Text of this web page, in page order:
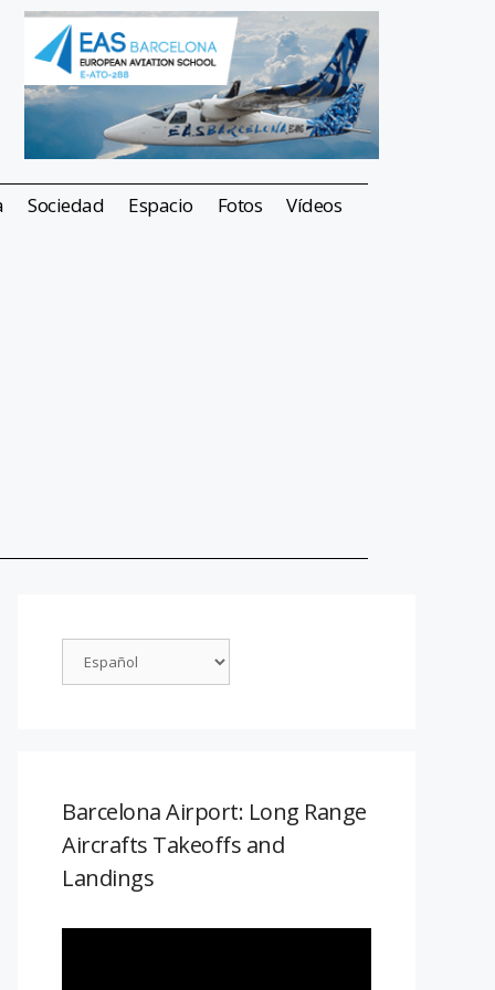
Sociedad Espacio Fotos Vídeos
Barcelona Airport: Long Range
Aircrafts Takeoffs and
Landings